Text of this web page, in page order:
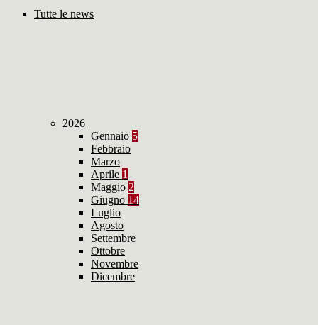
Tutte le news
2026
Gennaio 5
Febbraio
Marzo
Aprile 1
Maggio 2
Giugno 14
Luglio
Agosto
Settembre
Ottobre
Novembre
Dicembre